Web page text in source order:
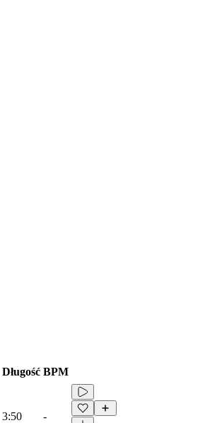
Długość BPM
3:50 -